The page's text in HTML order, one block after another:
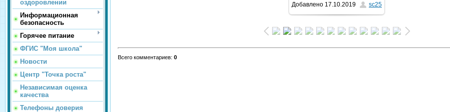
оздоровлении
Информационная
безопасность
Горячее питание
ФГИС "Моя школа"
Новости
Центр "Точка роста"
Независимая оценка
качества
Телефоны доверия
1024x683/ 69.8Kb
Добавлено 17.10.2019 sc25
Всего комментариев: 0